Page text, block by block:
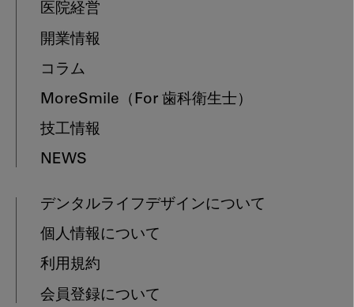
医院経営
開業情報
コラム
MoreSmile （For 歯科衛生士）
技工情報
NEWS
デンタルライフデザインについて
個人情報について
利用規約
会員登録について